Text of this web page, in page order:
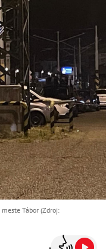
Tábor (Zdroj: